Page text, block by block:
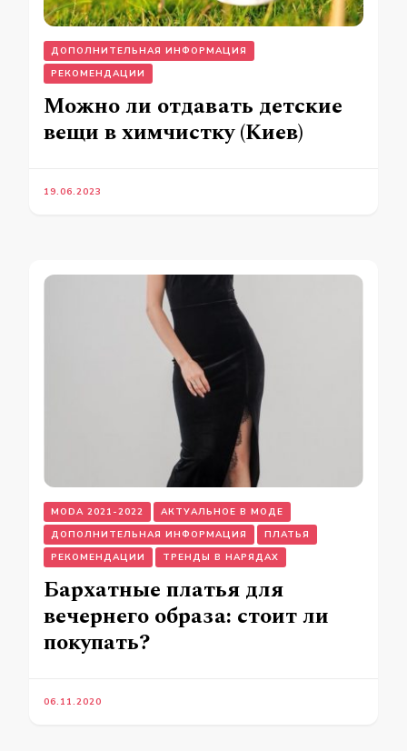
ДОПОЛНИТЕЛЬНАЯ ИНФОРМАЦИЯ
РЕКОМЕНДАЦИИ
Можно ли отдавать детские
вещи в химчистку (Киев)
19.06.2023
MODA 2021-2022
АКТУАЛЬНОЕ В МОДЕ
ДОПОЛНИТЕЛЬНАЯ ИНФОРМАЦИЯ
ПЛАТЬЯ
РЕКОМЕНДАЦИИ
ТРЕНДЫ В НАРЯДАХ
Бархатные платья для
вечернего образа: стоит ли
покупать?
06.11.2020